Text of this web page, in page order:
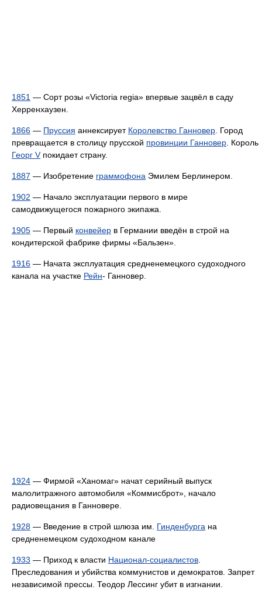
1851 — Сорт розы «Victoria regia» впервые зацвёл в саду
Херренхаузен.
1866 — Пруссия аннексирует Королевство Ганновер . Город
превращается в столицу прусской провинции Ганновер . Король
Георг Vпокидает страну.
1887 — Изобретение граммофона Эмилем Берлинером.
1902 — Начало эксплуатации первого в мире
самодвижущегося пожарного экипажа.
1905 — Первый конвейер в Германии введён в строй на
кондитерской фабрике фирмы «Бальзен».
1916 — Начата эксплуатация средненемецкого судоходного
канала на участке Рейн- Ганновер.
1924 — Фирмой «Ханомаг» начат серийный выпуск
малолитражного автомобиля «Коммисброт», начало
радиовещания в Ганновере.
1928 — Введение в строй шлюза им. Гинденбурга на
средненемецком судоходном канале
1933 — Приход к власти Национал-социалистов
Преследования и убийства коммунистов и демократов. Запрет
независимой прессы. Теодор Лессинг убит в изгнании.